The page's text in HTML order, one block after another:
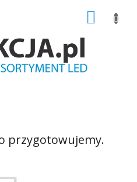
przygotowujemy.